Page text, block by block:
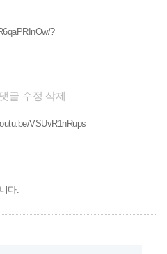
?
글 수정 삭제
VSUvR1nRups
다.